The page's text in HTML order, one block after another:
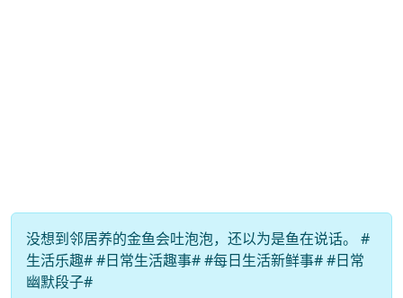
没想到邻居养的金鱼会吐泡泡，还以为是鱼在说话。 #
生活乐趣# #日常生活趣事# #每日生活新鲜事# #日常
幽默段子#